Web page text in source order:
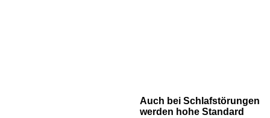
Auch bei Schlafstörungen
werden hohe Standard